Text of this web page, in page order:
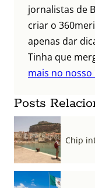
jornalistas de
criar o
apenas dar
Tinha que
mais no
Posts
Chip